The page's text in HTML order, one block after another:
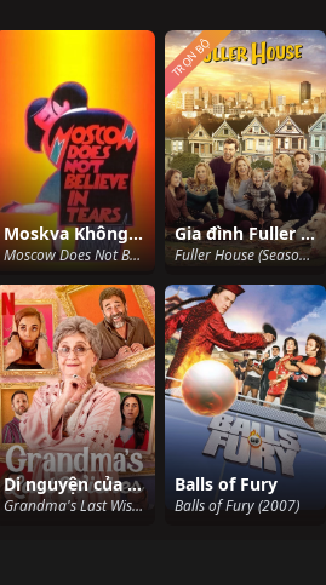
Moskva Không Tin Những Giọt Nước Mắt
Moscow Does Not Believe in Tears (1980)
Gia đình Fuller (Phần 2)
Fuller House (Season 2) (2016)
TRỌN BỘ
Di nguyện của bà
Grandma's Last Wishes (2020)
Balls of Fury
Balls of Fury (2007)